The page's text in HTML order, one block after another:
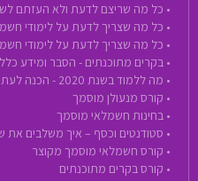
• כל מה שריצם לדעת ולא העזתם
• כל מה שצריך לדעת על לימודי
• כל מה שצריך לדעת על לימודי
• בקרים מתוכנתים - הסבר ומידע
• מה ללמוד בשנת 2020 - הכנה לעתיד עם תעסוקה
• קורס מנעולן מוסמך
• בחינות חשמלאי מוסמך
• סטודנטים וכסף – איך משלבים את
• קורס חשמלאי מוסמך מקוצר
• קורס בקרים מתוכנתים